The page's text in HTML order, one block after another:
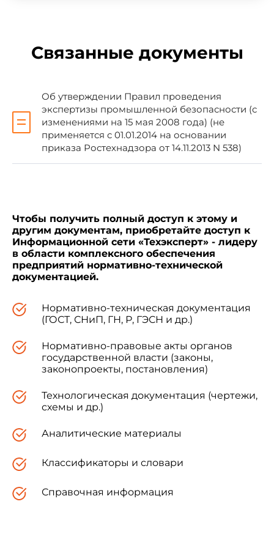
экспертизы промышленной безопасности
опасных производственных объектов, на
которых используются паровые и водогрейные
котлы, сосуды, работающие под давлением,
трубопроводы пара и горячей воды, на
Начальник
Госгортехнадзора России
В.Кульечев
Зарегистрировано
Российской Федерации
6 декабря 2002 года,
регистрационный N 4001
УТВЕРЖДЕНО
от 23 октября 2002 года N 62
Положение по проведению экспертизы
промышленной безопасности опасных
Связанные документы
Об утверждении Правил проведения
экспертизы промышленной безопасности (с
изменениями на 15 мая 2008 года) (не
применяется с 01.01.2014 на основании
приказа Ростехнадзора от 14.11.2013 N 538)
Чтобы получить полный доступ к этому и
другим документам, приобретайте доступ к
Информационной сети «Техэксперт» - лидеру
в области комплексного обеспечения
предприятий нормативно-технической
документацией.
Нормативно-техническая документация
(ГОСТ, СНиП, ГН, Р, ГЭСН и др.)
Нормативно-правовые акты органов
государственной власти (законы,
законопроекты, постановления)
Технологическая документация (чертежи,
схемы и др.)
Аналитические материалы
Классификаторы и словари
Справочная информация